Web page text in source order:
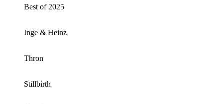
Best of 2025
Inge & Heinz
Thron
Stillbirth